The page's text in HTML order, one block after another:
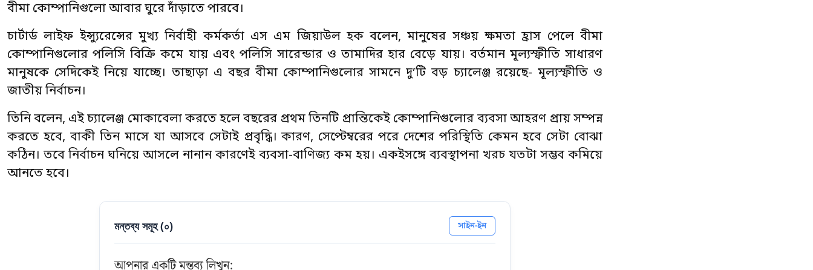
বীমা কোম্পানিগুলো আবার ঘুরে দাঁড়াতে পারবে।
চার্টার্ড লাইফ ইন্স্যুরেন্সের মুখ্য নির্বাহী কর্মকর্তা এস এম জিয়াউল হক বলেন, মানুষের সঞ্চয় ক্ষমতা হ্রাস পেলে বীমা
কোম্পানিগুলোর পলিসি বিক্রি কমে যায় এবং পলিসি সারেন্ডার ও তামাদির হার বেড়ে যায়। বর্তমান মূল্যস্ফীতি সাধারণ
মানুষকে সেদিকেই নিয়ে যাচ্ছে। তাছাড়া এ বছর বীমা কোম্পানিগুলোর সামনে দু’টি বড় চ্যালেঞ্জ রয়েছে- মূল্যস্ফীতি ও
জাতীয় নির্বাচন।
তিনি বলেন, এই চ্যালেঞ্জ মোকাবেলা করতে হলে বছরের প্রথম তিনটি প্রান্তিকেই কোম্পানিগুলোর ব্যবসা আহরণ প্রায় সম্পন্ন
করতে হবে, বাকী তিন মাসে যা আসবে সেটাই প্রবৃদ্ধি। কারণ, সেপ্টেম্বরের পরে দেশের পরিস্থিতি কেমন হবে সেটা বোঝা
কঠিন। তবে নির্বাচন ঘনিয়ে আসলে নানান কারণেই ব্যবসা-বাণিজ্য কম হয়। একইসঙ্গে ব্যবস্থাপনা খরচ যতটা সম্ভব কমিয়ে
আনতে হবে।
মন্তব্য সমূহ (০) সাইন-ইন
আপনার একটি মন্তব্য লিখুন: